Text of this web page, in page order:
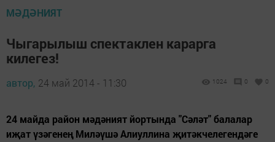
МӘДӘНИЯТ
Чыгарылыш спектаклен карарга
килегез!
автор, 24 май 2014 - 11:30 1024 0 0
24 майда район мәдәният йортында "Сәләт" балалар
иҗат үзәгенең Миләүшә Алиуллина җитәкчелегендәге